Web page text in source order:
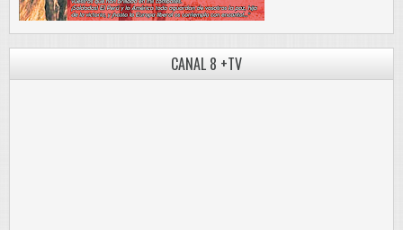
CANAL 8 +TV